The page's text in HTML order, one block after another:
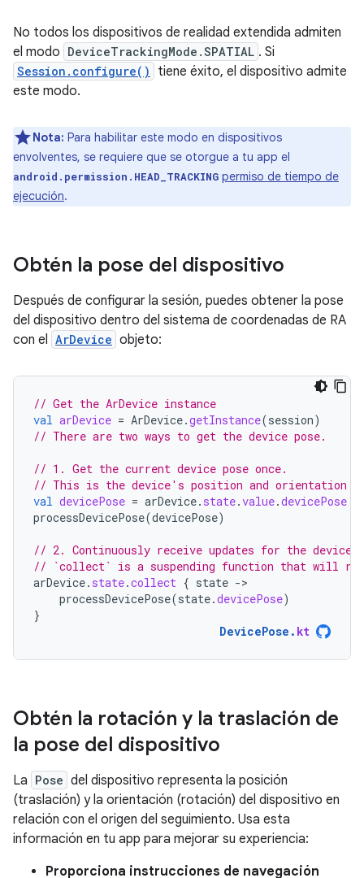
No todos los dispositivos de realidad extendida admiten
el modo DeviceTrackingMode.SPATIAL . Si
Session.configure()
tiene éxito, el dispositivo admite
este modo.
Nota: Para habilitar este modo en dispositivos
envolventes, se requiere que se otorgue a tu app el
android.permission.HEAD_TRACKING permiso de tiempo de
ejecución.
Obtén la pose del dispositivo
Después de configurar la sesión, puedes obtener la pose
del dispositivo dentro del sistema de coordenadas de RA
con el ArDevice objeto:
// Get the ArDevice instance
val arDevice = ArDevice.getInstance(session)
// There are two ways to get the device pose.
// 1. Get the current device pose once.
// This is the device's position and orientation
val devicePose = arDevice. state.value.devicePose
processDevicePose(devicePose)
// 2. Continuously receive updates for the device
// `collect` is a suspending function that will run
arDevice. state.collect { state -
processDevicePose(state.devicePose)
}
DevicePose . kt
Obtén la rotación y la traslación de
la pose del dispositivo
La Pose del dispositivo representa la posición
(traslación) y la orientación (rotación) del dispositivo en
relación con el origen del seguimiento. Usa esta
información en tu app para mejorar su experiencia:
Proporciona instrucciones de navegación